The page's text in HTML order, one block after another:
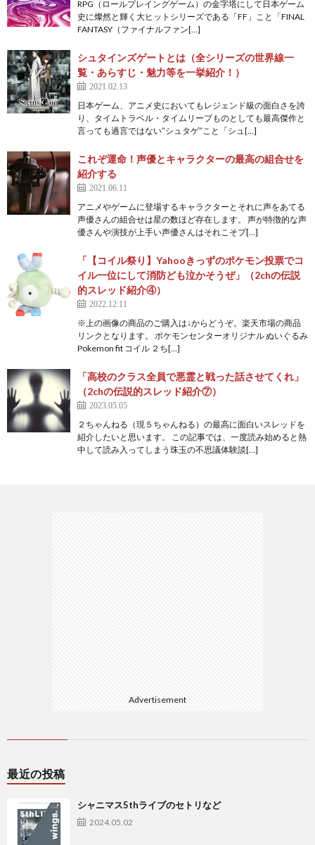
RPG（ロールプレイングゲーム）の金字塔にして日本ゲーム
史に燦然と輝く大ヒットシリーズである「FF」こと「FINAL
FANTASY（ファイナルファン[…]
シュタインズゲートとは（全シリーズの世界線一
覧・あらすじ・魅力等を一挙紹介！）
2021.02.13
日本ゲーム、アニメ史においてもレジェンド級の面白さを誇
り、タイムトラベル・タイムリープものとしても最高傑作と
言っても過言ではない”シュタゲ”こと「シュ[…]
これぞ運命！声優とキャラクターの最高の組合せを
紹介する
2021.06.11
アニメやゲームに登場するキャラクターとそれに声をあてる
声優さんの組合せは星の数ほど存在します。 声が特徴的な声
優さんや演技が上手い声優さんはそれこそプ[…]
「【コイル祭り】Yahooきっずのポケモン投票でコ
イル一位にして消防ども泣かそうぜ」（2chの伝説
的スレッド紹介④）
2022.12.11
※上の画像の商品のご購入は↓からどうぞ。楽天市場の商品
リンクとなります。 ポケモンセンターオリジナル ぬいぐるみ
Pokemon fit コイル ２ち[…]
「高校のクラス全員で悪霊と戦った話させてくれ」
（2chの伝説的スレッド紹介⑦）
2023.05.05
２ちゃんねる（現５ちゃんねる）の最高に面白いスレッドを
紹介したいと思います。 この記事では、一度読み始めると熱
中して読み入ってしまう珠玉の不思議体験談[…]
Advertisement
最近の投稿
シャニマス5thライブのセトリなど
2024.05.02